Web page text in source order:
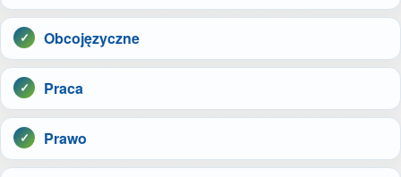
Obcojęzyczne
Praca
Prawo